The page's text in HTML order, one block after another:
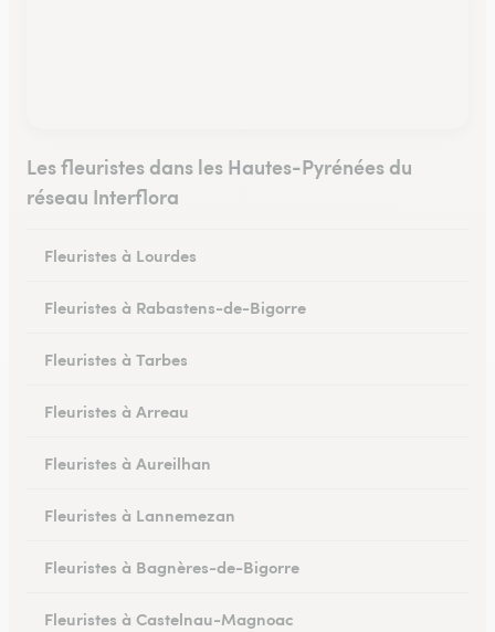
Les fleuristes dans les Hautes-Pyrénées du
réseau Interflora
Fleuristes à Lourdes
Fleuristes à Rabastens-de-Bigorre
Fleuristes à Tarbes
Fleuristes à Arreau
Fleuristes à Aureilhan
Fleuristes à Lannemezan
Fleuristes à Bagnères-de-Bigorre
Fleuristes à Castelnau-Magnoac